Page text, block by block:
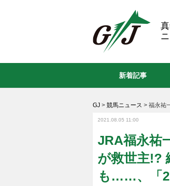
GJ > 競馬ニュース > 福永祐
2021.08.05 11:00
JRA福永祐
が救世主!?
も……、「
新着記事